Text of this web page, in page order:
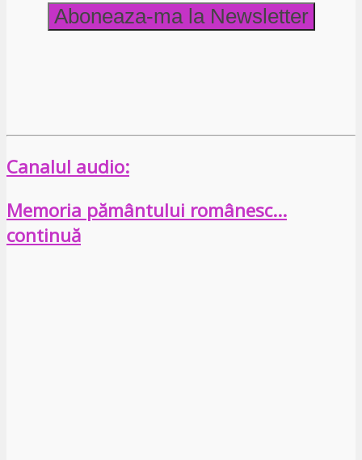
Canalul audio:
Memoria pământului românesc…
continuă